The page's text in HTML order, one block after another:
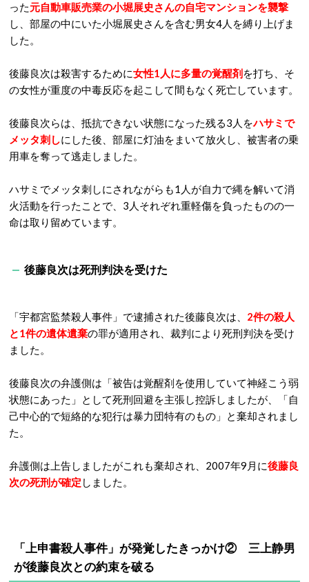
った元自動車販売業の小堀展史さんの自宅マンションを襲撃
し、部屋の中にいた小堀展史さんを含む男女4人を縛り上げま
した。
後藤良次は殺害するために女性1人に多量の覚醒剤を打ち、そ
の女性が重度の中毒反応を起こして間もなく死亡しています。
後藤良次らは、抵抗できない状態になった残る3人をハサミで
メッタ刺しにした後、部屋に灯油をまいて放火し、 被害者の乗
用車を奪って逃走しました。
ハサミでメッタ刺しにされながらも1人が自力で縄を解いて消
火活動を行ったことで、3人それぞれ重軽傷を負ったものの一
命は取り留めています。
後藤良次は死刑判決を受けた
「宇都宮監禁殺人事件」で逮捕された後藤良次は、 2件の殺人
と1件の遺体遺棄の罪が適用され、裁判により死刑判決を受け
ました。
後藤良次の弁護側は「被告は覚醒剤を使用していて神経こう弱
状態にあった」として死刑回避を主張し控訴しましたが、「自
己中心的で短絡的な犯行は暴力団特有のもの」と棄却されまし
た。
弁護側は上告しましたがこれも棄却され、2007年9月に後藤良
次の死刑が確定 しました。
「上申書殺人事件」が発覚したきっかけ② 三上静男
が後藤良次との約束を破る